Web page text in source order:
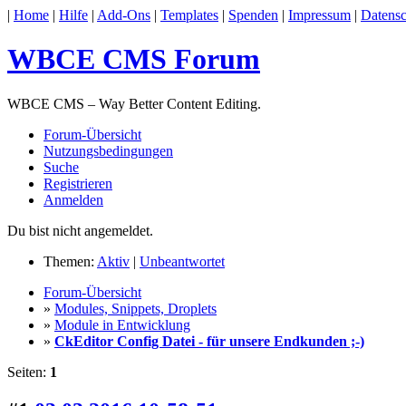
| Home | Hilfe | Add-Ons | Templates | Spenden | Impressum |
WBCE CMS Forum
WBCE CMS – Way Better Content Editing.
Forum-Übersicht
Nutzungsbedingungen
Suche
Registrieren
Anmelden
Du bist nicht angemeldet.
Themen: Aktiv | Unbeantwortet
Forum-Übersicht
» Modules, Snippets, Droplets
» Module in Entwicklung
» CkEditor Config Datei - für unsere Endkunden ;-)
Seiten: 1